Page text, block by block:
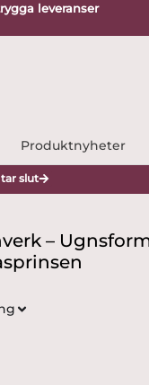
leveranser
Produktnyheter
slut
–